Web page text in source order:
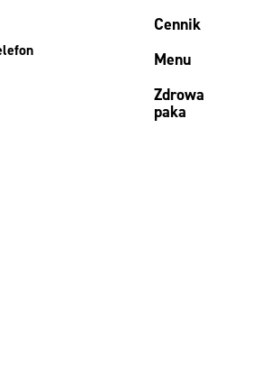
Cennik
Menu
Zdrowa
paka